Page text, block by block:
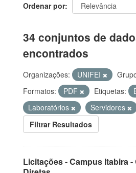
Ordenar por
34 conjuntos de
encontrados
Organizações: UNIFEI
Formatos:
PDF Etiquetas:
Laboratórios
Servidores
Filtrar Resultados
Licitações - Campus Itabira